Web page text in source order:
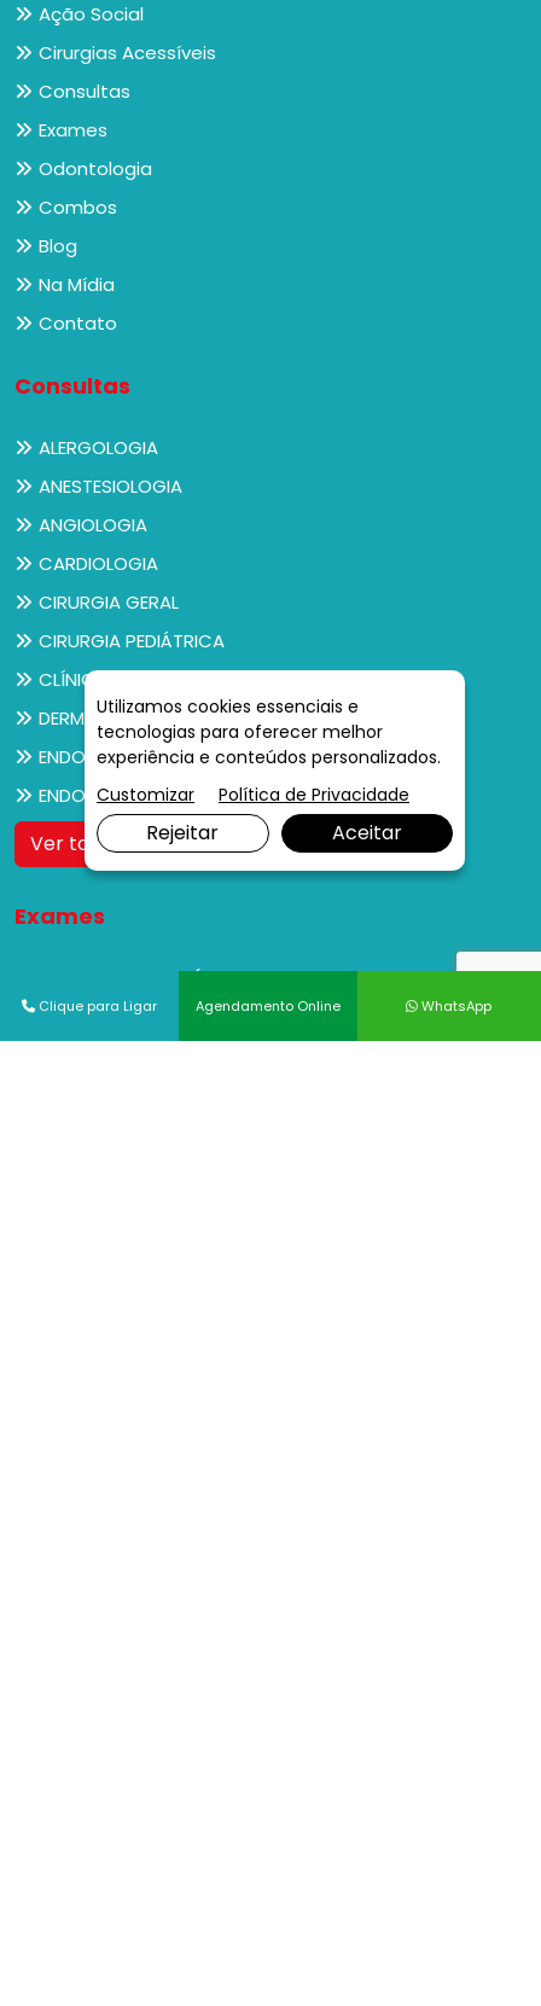
Ação Social
Cirurgias Acessíveis
Consultas
Exames
Odontologia
Combos
Blog
Na Mídia
Contato
Consultas
ALERGOLOGIA
ANESTESIOLOGIA
ANGIOLOGIA
CARDIOLOGIA
CIRURGIA GERAL
CIRURGIA PEDIÁTRICA
CLÍNICO GERAL
DERMATOLOGIA
ENDOCRINOLOGIA
ENDOCRINOLOGIA PEDIÁTRICA
Ver todos
Exames
ANATOMIA PATOLÓGICA
BERA
Clique para Ligar Agendamento Online WhatsApp
Utilizamos cookies essenciais e
tecnologias para oferecer melhor
experiência e conteúdos personalizados.
Customizar
Política de Privacidade
Rejeitar Aceitar